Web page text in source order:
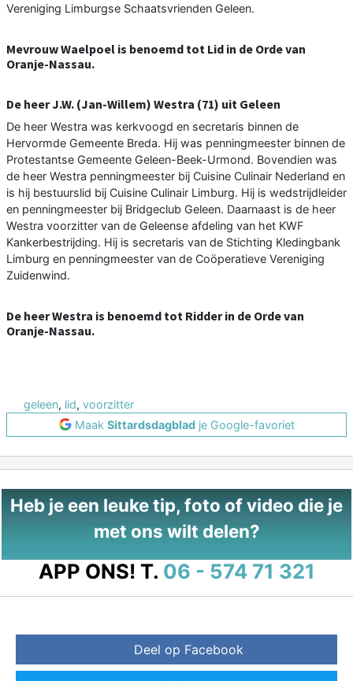
Vereniging Limburgse Schaatsvrienden Geleen.
Mevrouw Waelpoel is benoemd tot Lid in de Orde van
Oranje-Nassau.
De heer J.W. (Jan-Willem) Westra (71) uit Geleen
De heer Westra was kerkvoogd en secretaris binnen de
Hervormde Gemeente Breda. Hij was penningmeester binnen de
Protestantse Gemeente Geleen-Beek-Urmond. Bovendien was
de heer Westra penningmeester bij Cuisine Culinair Nederland en
is hij bestuurslid bij Cuisine Culinair Limburg. Hij is wedstrijdleider
en penningmeester bij Bridgeclub Geleen. Daarnaast is de heer
Westra voorzitter van de Geleense afdeling van het KWF
Kankerbestrijding. Hij is secretaris van de Stichting Kledingbank
Limburg en penningmeester van de Coöperatieve Vereniging
Zuidenwind.
De heer Westra is benoemd tot Ridder in de Orde van
Oranje-Nassau.
geleen, lid, voorzitter
Maak Sittardsdagbladje Google-favoriet
Heb je een leuke tip, foto of video die je
met ons wilt delen?
APP ONS! T. 06 - 574 71 321
Deel op Facebook